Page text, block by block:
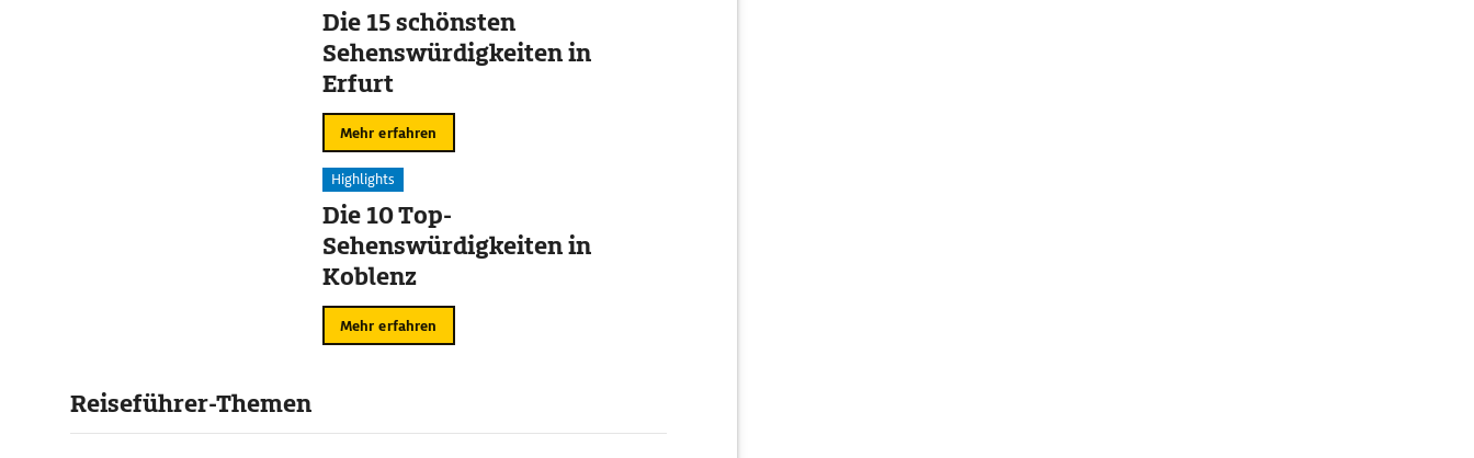
Die 15 schönsten
Sehenswürdigkeiten in
Erfurt
Mehr erfahren
Highlights
Die 10 Top-
Sehenswürdigkeiten in
Koblenz
Mehr erfahren
Reiseführer-Themen